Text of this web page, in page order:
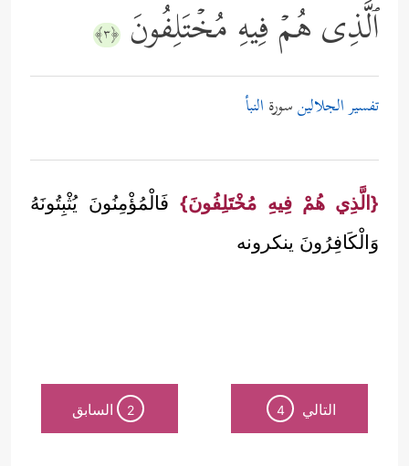
ٱلَّذِی هُمۡ فِیهِ مُخۡتَلِفُونَ ﴿٣﴾
تفسير الجلالينسورة النبأ
{الَّذِي هُمْ فِيهِ مُخْتَلِفُونَ}فَالْمُؤْمِنُونَ يُثْبِتُونَهُ
وَالْكَافِرُونَ ينكرونه
التالي 4
2 السابق